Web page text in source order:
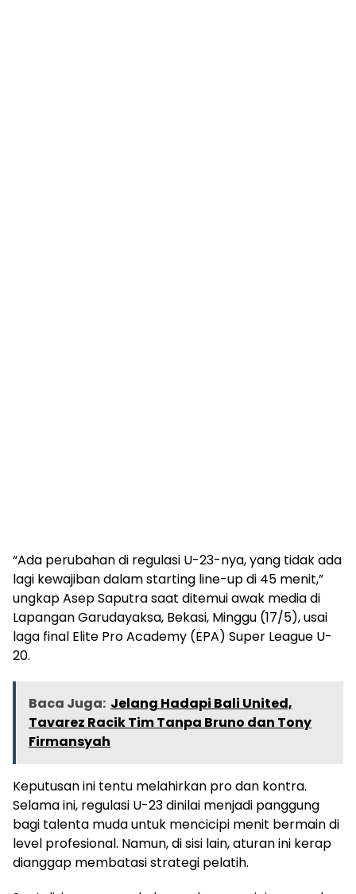
“Ada perubahan di regulasi U-23-nya, yang tidak ada
lagi kewajiban dalam starting line-up di 45 menit,”
ungkap Asep Saputra saat ditemui awak media di
Lapangan Garudayaksa, Bekasi, Minggu (17/5), usai
laga final Elite Pro Academy (EPA) Super League U-
20.
Baca Juga: Jelang Hadapi Bali United,
Tavarez Racik Tim Tanpa Bruno dan Tony
Firmansyah
Keputusan ini tentu melahirkan pro dan kontra.
Selama ini, regulasi U-23 dinilai menjadi panggung
bagi talenta muda untuk mencicipi menit bermain di
level profesional. Namun, di sisi lain, aturan ini kerap
dianggap membatasi strategi pelatih.